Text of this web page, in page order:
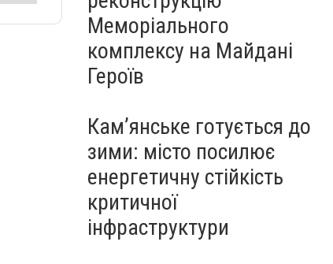
Меморіального
комплексу на Майдані
Героїв
Кам’янське готується до
зими: місто посилює
енергетичну стійкість
критичної
інфраструктури